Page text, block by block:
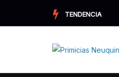
TENDENCIA